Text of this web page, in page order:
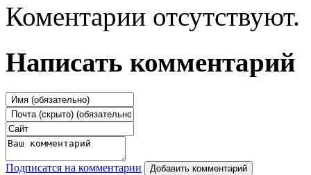
Коментарии отсутствуют.
Написать комментарий
Подписатся на комментарии Добавить комментарий